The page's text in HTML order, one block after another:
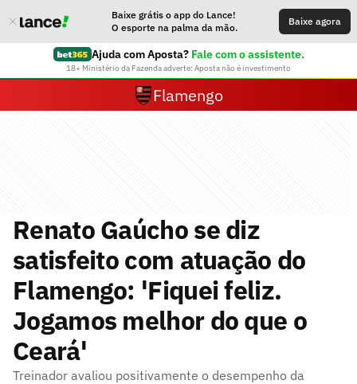
Baixe grátis o app do Lance!
O esporte na palma da mão.
Baixe agora
Ajuda com Aposta? Fale com o assistente.
18+ Ministério da Fazenda adverte: Aposta não é investimento
Flamengo
Renato Gaúcho se diz
satisfeito com atuação do
Flamengo: 'Fiquei feliz.
Jogamos melhor do que o
Ceará'
Treinador avaliou positivamente o desempenho da